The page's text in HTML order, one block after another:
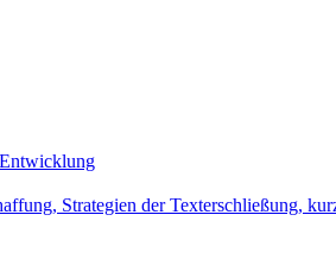
Strategien der Texterschließung,